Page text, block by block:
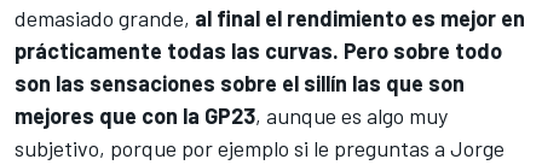
demasiado grande, al final el rendimiento es mejor en
prácticamente todas las curvas. Pero sobre todo
son las sensaciones sobre el sillín las que son
mejores que con la GP23, aunque es algo muy
subjetivo, porque por ejemplo si le preguntas a Jorge